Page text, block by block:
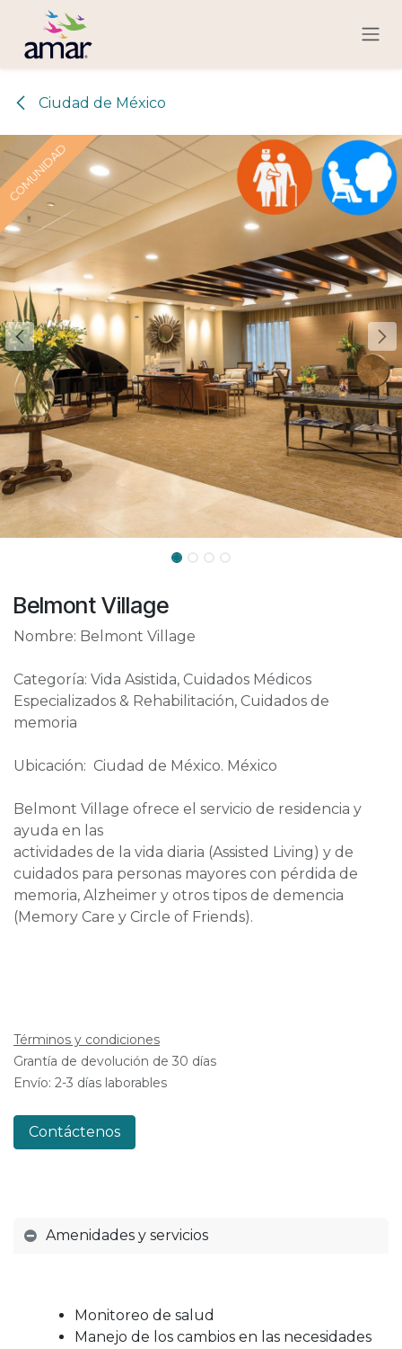
Ir al contenido
Ciudad de México
COMUNIDAD
COMUNIDAD
Belmont Village
Nombre: Belmont Village
Categoría: Vida Asistida, Cuidados Médicos
Especializados & Rehabilitación, Cuidados de
memoria
Ubicación: Ciudad de México. México
Belmont Village ofrece el servicio de residencia y
ayuda en las
actividades de la vida diaria (Assisted Living) y de
cuidados para personas mayores con pérdida de
memoria, Alzheimer y otros tipos de demencia
(Memory Care y Circle of Friends).
Términos y condiciones
Grantía de devolución de 30 días
Envío: 2-3 días laborables
Contáctenos
Amenidades y servicios
Monitoreo de salud
Manejo de los cambios en las necesidades